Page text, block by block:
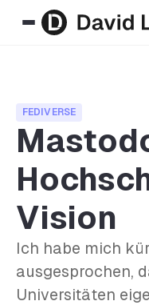
FEDIVERSE
Vision
Ich habe mich
ausgesprochen,
Universitäten